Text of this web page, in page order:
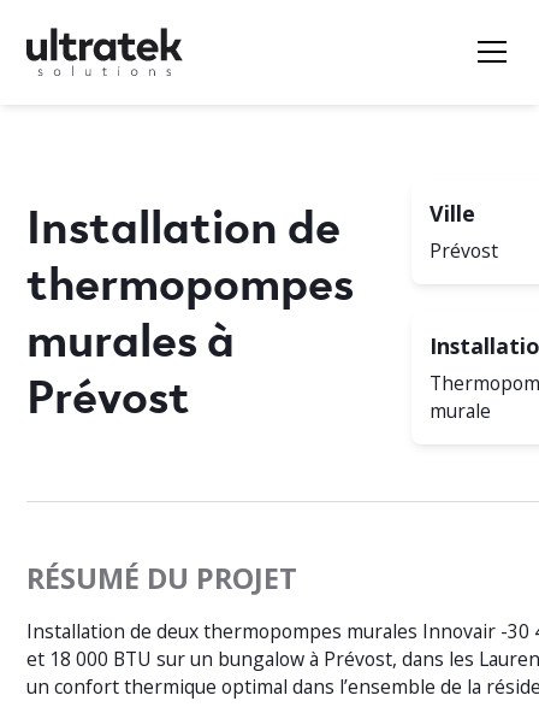
Installation de
thermopompes
murales à
Prévost
Ville
Prévost
murale
RÉSUMÉ DU PROJET
Installation de deux thermopompes murales Innovair -30
et 18 000 BTU sur un bungalow à Prévost, dans les
un confort thermique optimal dans l’ensemble de la